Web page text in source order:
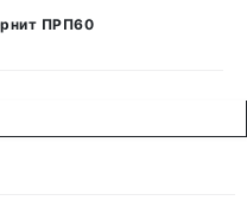
ПРП60